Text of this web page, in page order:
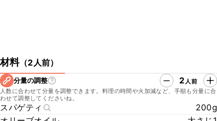
材料（2人前）
分量の調整 2 人前
人数に合わせて分量を調整できます。料理の時間や火加減など、手順も分量に合
わせて調整してくださいね。
スパゲティ
200g